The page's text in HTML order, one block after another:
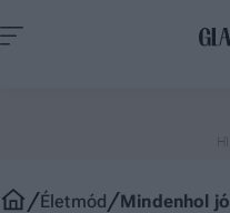
Életmód Mindenhol